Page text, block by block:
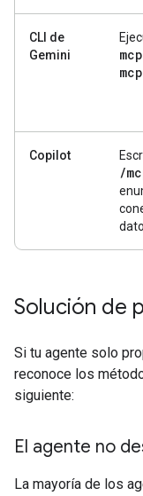
CLI de
Gemini
Copilot
/
Solución de
Si tu agente solo
reconoce los
siguiente:
El agente no
La mayoría de los